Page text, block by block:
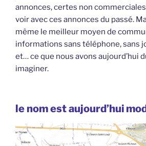
annonces, certes non commerciales
voir avec ces annonces du passé.
même le meilleur moyen de
informations sans téléphone, sans
et… ce que nous avons aujourd’hui
imaginer.
le nom est aujourd’hui